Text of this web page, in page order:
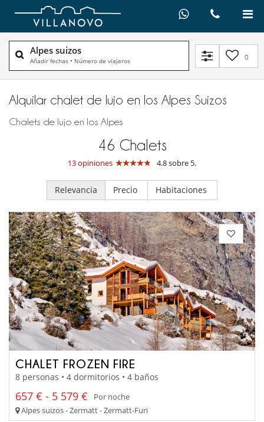
Alpes suizos
Añadir fechas • Número de viajeros 0
Alquilar chalet de lujo en los Alpes Suizos
Chalets de lujo en los Alpes
46 Chalets
13 opiniones 4.8 sobre 5.
Relevancia Precio Habitaciones
CHALET FROZEN FIRE
8 personas • 4 dormitorios • 4 baños
657 € - 5 579 €
Por noche
Alpes suizos - Zermatt - Zermatt-Furi